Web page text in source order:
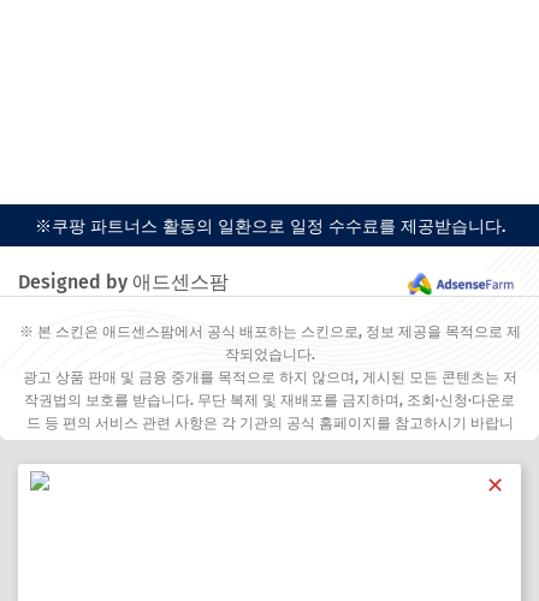
※쿠팡 파트너스 활동의 일환으로 일정 수수료를 제공받습니다.
Designed by 애드센스팜
※ 본 스킨은 애드센스팜에서 공식 배포하는 스킨으로, 정보 제공을 목적으로 제
작되었습니다.
광고 상품 판매 및 금융 중개를 목적으로 하지 않으며, 게시된 모든 콘텐츠는 저
작권법의 보호를 받습니다. 무단 복제 및 재배포를 금지하며, 조회·신청·다운로
드 등 편의 서비스 관련 사항은 각 기관의 공식 홈페이지를 참고하시기 바랍니
✕